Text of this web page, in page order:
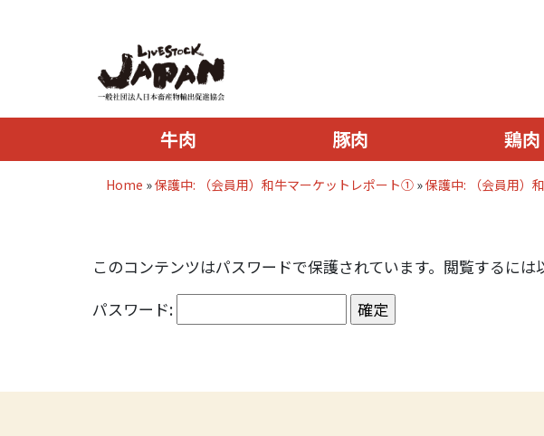
牛肉 豚肉 鶏肉
Home »保護中: （会員用）和牛マーケットレポート① »保護中: （会員用）
このコンテンツはパスワードで保護されています。閲覧するには
パスワード: